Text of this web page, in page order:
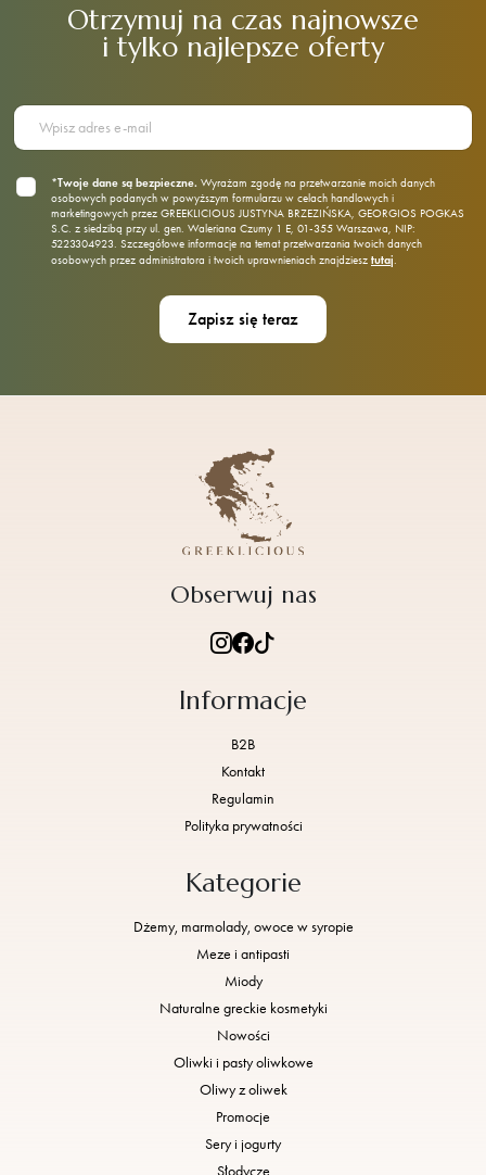
Otrzymuj na czas najnowsze
i tylko najlepsze oferty
*Twoje dane są bezpieczne. Wyrażam zgodę na przetwarzanie moich danych
osobowych podanych w powyższym formularzu w celach handlowych i
marketingowych przez GREEKLICIOUS JUSTYNA BRZEZIŃSKA, GEORGIOS POGKAS
S.C. z siedzibą przy ul. gen. Waleriana Czumy 1 E, 01‑355 Warszawa, NIP:
5223304923. Szczegółowe informacje na temat przetwarzania twoich danych
osobowych przez administratora i twoich uprawnieniach znajdziesz tutaj
Informacje
B2B
Kontakt
Regulamin
Polityka prywatności
Kategorie
Dżemy, marmolady, owoce w syropie
Meze i antipasti
Miody
Naturalne greckie kosmetyki
Nowości
Oliwki i pasty oliwkowe
Oliwy z oliwek
Promocje
Sery i jogurty
Obserwuj nas